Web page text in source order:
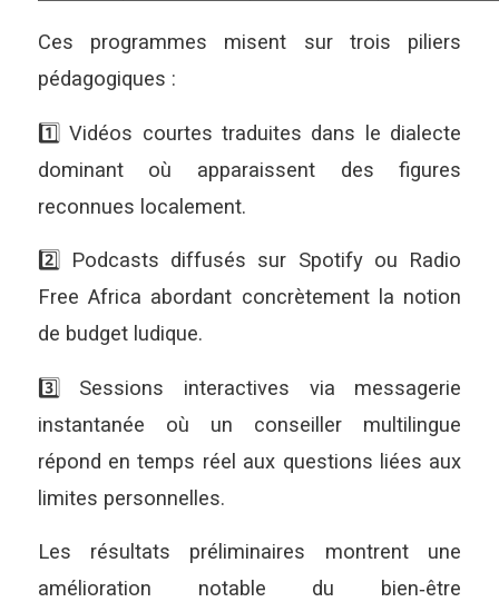
Ces programmes misent sur trois piliers
pédagogiques :
1️⃣ Vidéos courtes traduites dans le dialecte
dominant où apparaissent des figures
reconnues localement.
2️⃣ Podcasts diffusés sur Spotify ou Radio
Free Africa abordant concrètement la notion
de budget ludique.
3️⃣ Sessions interactives via messagerie
instantanée où un conseiller multilingue
répond en temps réel aux questions liées aux
limites personnelles.
Les résultats préliminaires montrent une
amélioration notable du bien‑être